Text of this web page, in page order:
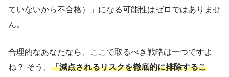
ていないから不合格）」になる可能性はゼロではありませ
ん。
合理的なあなたなら、ここで取るべき戦略は一つですよ
ね？ そう、 「減点されるリスクを徹底的に排除するこ